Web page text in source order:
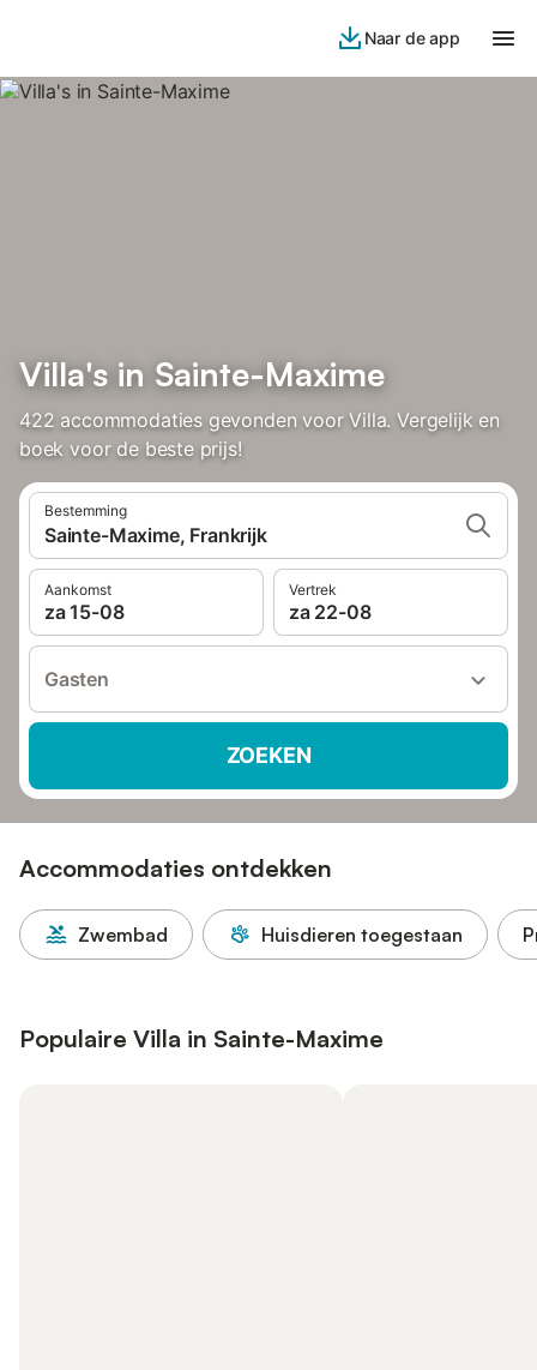
Naar de app
Villa's in Sainte-Maxime
422 accommodaties gevonden voor Villa. Vergelijk en
boek voor de beste prijs!
Bestemming
Sainte-Maxime, Frankrijk
Aankomst
za 15-08
Vertrek
za 22-08
Gasten
ZOEKEN
Accommodaties ontdekken
Zwembad Huisdieren toegestaan
Populaire Villa in Sainte-Maxime